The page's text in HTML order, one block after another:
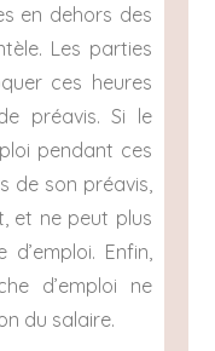
en dehors des
Les parties
ces heures
préavis. Si le
pendant ces
de son préavis,
et ne peut plus
Enfin,
d’emploi ne
du salaire.